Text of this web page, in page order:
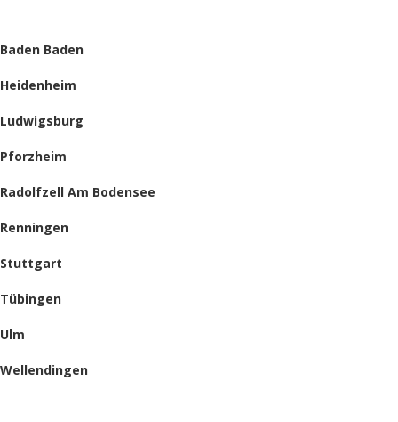
Baden Baden
Heidenheim
Ludwigsburg
Pforzheim
Radolfzell Am Bodensee
Renningen
Stuttgart
Tübingen
Ulm
Wellendingen